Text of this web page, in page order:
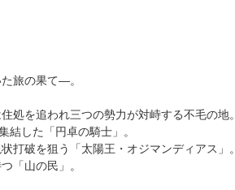
旅の果て―。
処を追われ三つの勢力が対峙する不毛の地。
結した「円卓の騎士」。
打破を狙う「太陽王・オジマンディアス」。
「山の民」。